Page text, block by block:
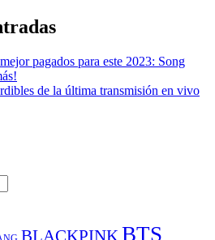
pagados para este 2023: Song
de la última transmisión en vivo
BLACKPINKBTS